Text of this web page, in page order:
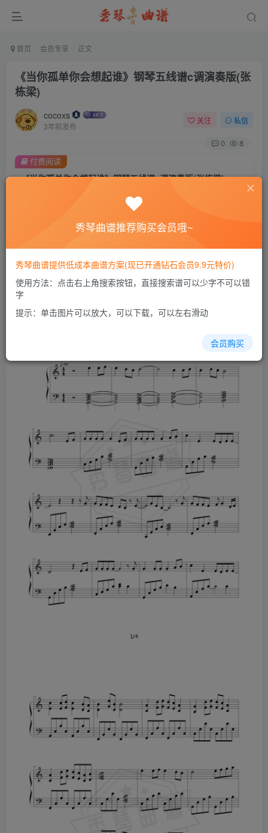
首页 会员专享 正文
《当你孤单你会想起谁》钢琴五线谱c调演奏版(张
栋梁)
cocoxs
3年前发布
关注 私信
0 8
《当你孤单你会想起谁》钢琴五线谱c调演奏版(张栋梁)
会员专属资源
免费
您暂无购买权限，请先开通会员
开通会员
付费阅读
秀琴曲谱推荐购买会员哦~
秀琴曲谱提供低成本曲谱方案(现已开通钻石会员9.9元特价)
使用方法：点击右上角搜索按钮，直接搜索谱可以少字不可以错
字
提示：单击图片可以放大，可以下载，可以左右滑动
会员购买